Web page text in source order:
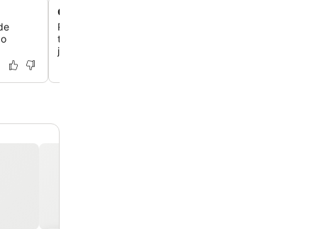
Quartos espaçosos com terraços privados
Relaxe em quartos de tamanho generoso, muitos com
terraços privados, perfeitos para desfrutar de uma
jantar romântico sob as estrelas.